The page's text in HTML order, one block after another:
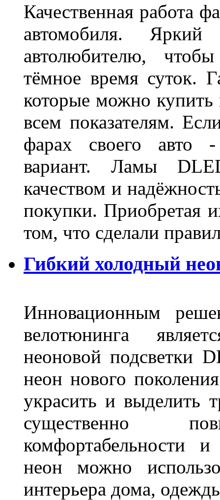
Качественная работа
автомобиля.
автолюбителю,
тёмное время суток.
которые можно
всем показателям.
фарах своего авто
вариант. Ламы
качеством и
покупки. Приобретая
том, что сделали
Гибкий холодный
Инновационным
велотюнинга
неоновой подсветки
неон нового
украсить и выделить
существенно
комфортабельности
неон можно
интерьера дома,